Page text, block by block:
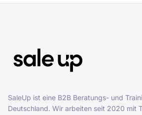
SaleUp ist eine B2B Beratungs- und
Deutschland. Wir arbeiten seit 2020 mit